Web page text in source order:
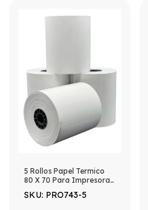
5 Rollos Papel Termico
80 X 70 Para Impresora
SKU: PRO743-5